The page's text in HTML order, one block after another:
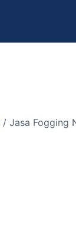
/ Jasa Fogging